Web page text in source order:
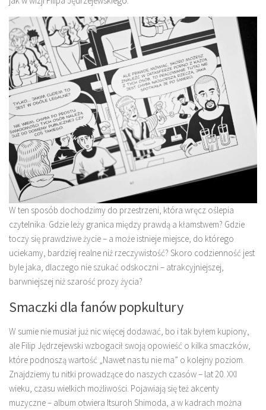
W ten sposób dochodzimy do przestrzeni, która wręcz oślepia
czytelnika. Gdzie leży granica między prawdą a kłamstwem? Gdzie
toczy się prawdziwe życie – a może istnieje miejsce, do którego
uciekamy, bardziej realne niż rzeczywistość? Skoro codzienność jest
byle jaka, dlaczego nie szukać odskoczni – atrakcyjniejszej,
barwniejszej niż szarość prozy życia?
Smaczki dla fanów popkultury
W sumie nie musiał już nic więcej dodawać, bo i tak byłem kupiony,
ale Filip Jędrzejewski wzbogacił swoją opowieść o kilka smaczków,
które podnoszą wartość „Nawet nas tu nie ma” o kolejny poziom.
Znajdziemy tu nitki prowadzące do naszych czasów – lat 20. XXI
wieku, czasu wielkich możliwości. Pojawiają się też akcenty
muzyczne – album otwiera Itsuroh Shimoda, a w kadrach można